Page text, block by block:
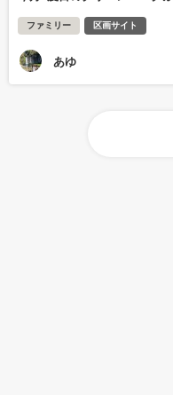
ファミリー 区画サイト
あゆ